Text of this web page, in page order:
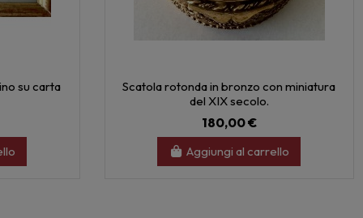
su carta
Scatola rotonda in bronzo con miniatura
del XIX secolo.
180,00 €
Aggiungi al carrello